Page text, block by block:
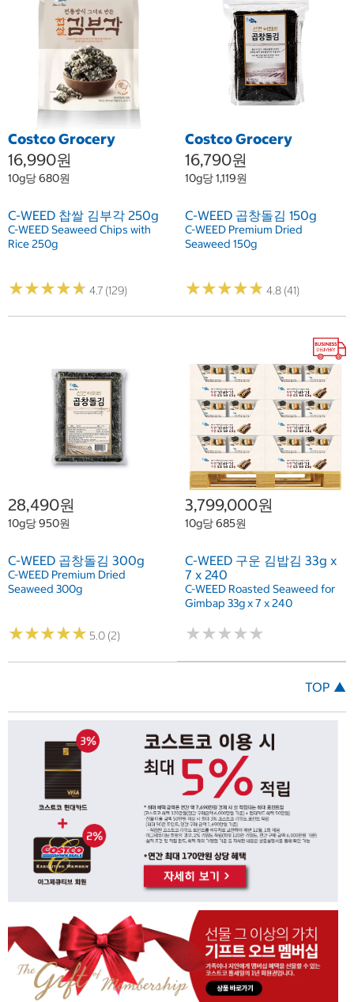
Costco Grocery
16,990원
10g당 680원
C-WEED 찹쌀 김부각 250g
C-WEED Seaweed Chips with
Rice 250g
★★★★★
★★★★★ 4.7 (129)
Costco Grocery
16,790원
10g당 1,119원
C-WEED 곱창돌김 150g
C-WEED Premium Dried
Seaweed 150g
★★★★★
★★★★★ 4.8 (41)
28,490원
10g당 950원
C-WEED 곱창돌김 300g
C-WEED Premium Dried
Seaweed 300g
★★★★★
★★★★★ 5.0 (2)
3,799,000원
10g당 685원
C-WEED 구운 김밥김 33g x
7 x 240
C-WEED Roasted Seaweed for
Gimbap 33g x 7 x 240
★★★★★
★★★★★
TOP ▲